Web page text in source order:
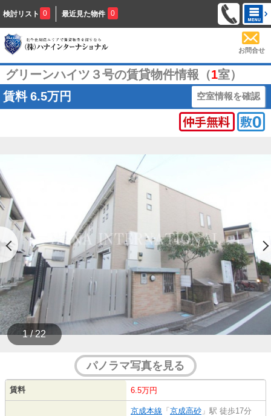
検討リスト 0 最近見た物件 0
お問合せ
グリーンハイツ３号の賃貸物件情報（1室）
賃料 6.5万円 空室情報を確認
1 / 22
パノラマ写真を見る
賃料 6.5万円
京成本線 「京成高砂 」駅 徒歩17分